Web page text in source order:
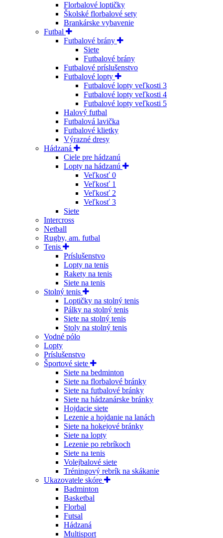
Florbalové loptičky
Školské florbalové sety
Brankárske vybavenie
Futbal
Futbalové brány
Siete
Futbalové brány
Futbalové príslušenstvo
Futbalové lopty
Futbalové lopty veľkosti 3
Futbalové lopty veľkosti 4
Futbalové lopty veľkosti 5
Halový futbal
Futbalová lavička
Futbalové klietky
Výrazné dresy
Hádzaná
Ciele pre hádzanú
Lopty na hádzanú
Veľkosť 0
Veľkosť 1
Veľkosť 2
Veľkosť 3
Siete
Intercross
Netball
Rugby, am. futbal
Tenis
Príslušenstvo
Lopty na tenis
Rakety na tenis
Siete na tenis
Stolný tenis
Loptičky na stolný tenis
Pálky na stolný tenis
Siete na stolný tenis
Stoly na stolný tenis
Vodné pólo
Lopty
Príslušenstvo
Športové siete
Siete na bedminton
Siete na florbalové bránky
Siete na futbalové bránky
Siete na hádzanárske bránky
Hojdacie siete
Lezenie a hojdanie na lanách
Siete na hokejové bránky
Siete na lopty
Lezenie po rebríkoch
Siete na tenis
Volejbalové siete
Tréningový rebrík na skákanie
Ukazovatele skóre
Badminton
Basketbal
Florbal
Futsal
Hádzaná
Multisport